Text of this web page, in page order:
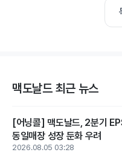
맥도날드 최근 뉴스
[어닝콜] 맥도날드, 2분기
동일매장 성장 둔화 우려
2026.08.05 03:28